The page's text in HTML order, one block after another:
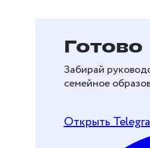
и перейти на
Готово
Забирай
семейное
Открыть